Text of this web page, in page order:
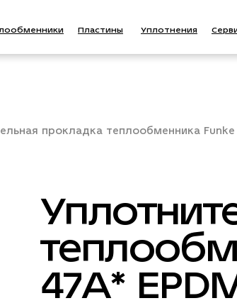
Пластины Уплотнения
прокладка теплообменника Funke
47A*